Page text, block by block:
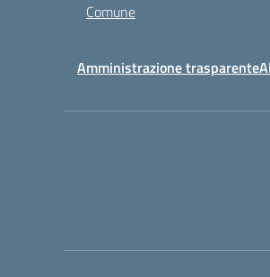
Comune
Amministrazione trasparente